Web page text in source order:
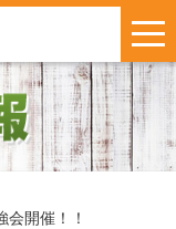
開催！！